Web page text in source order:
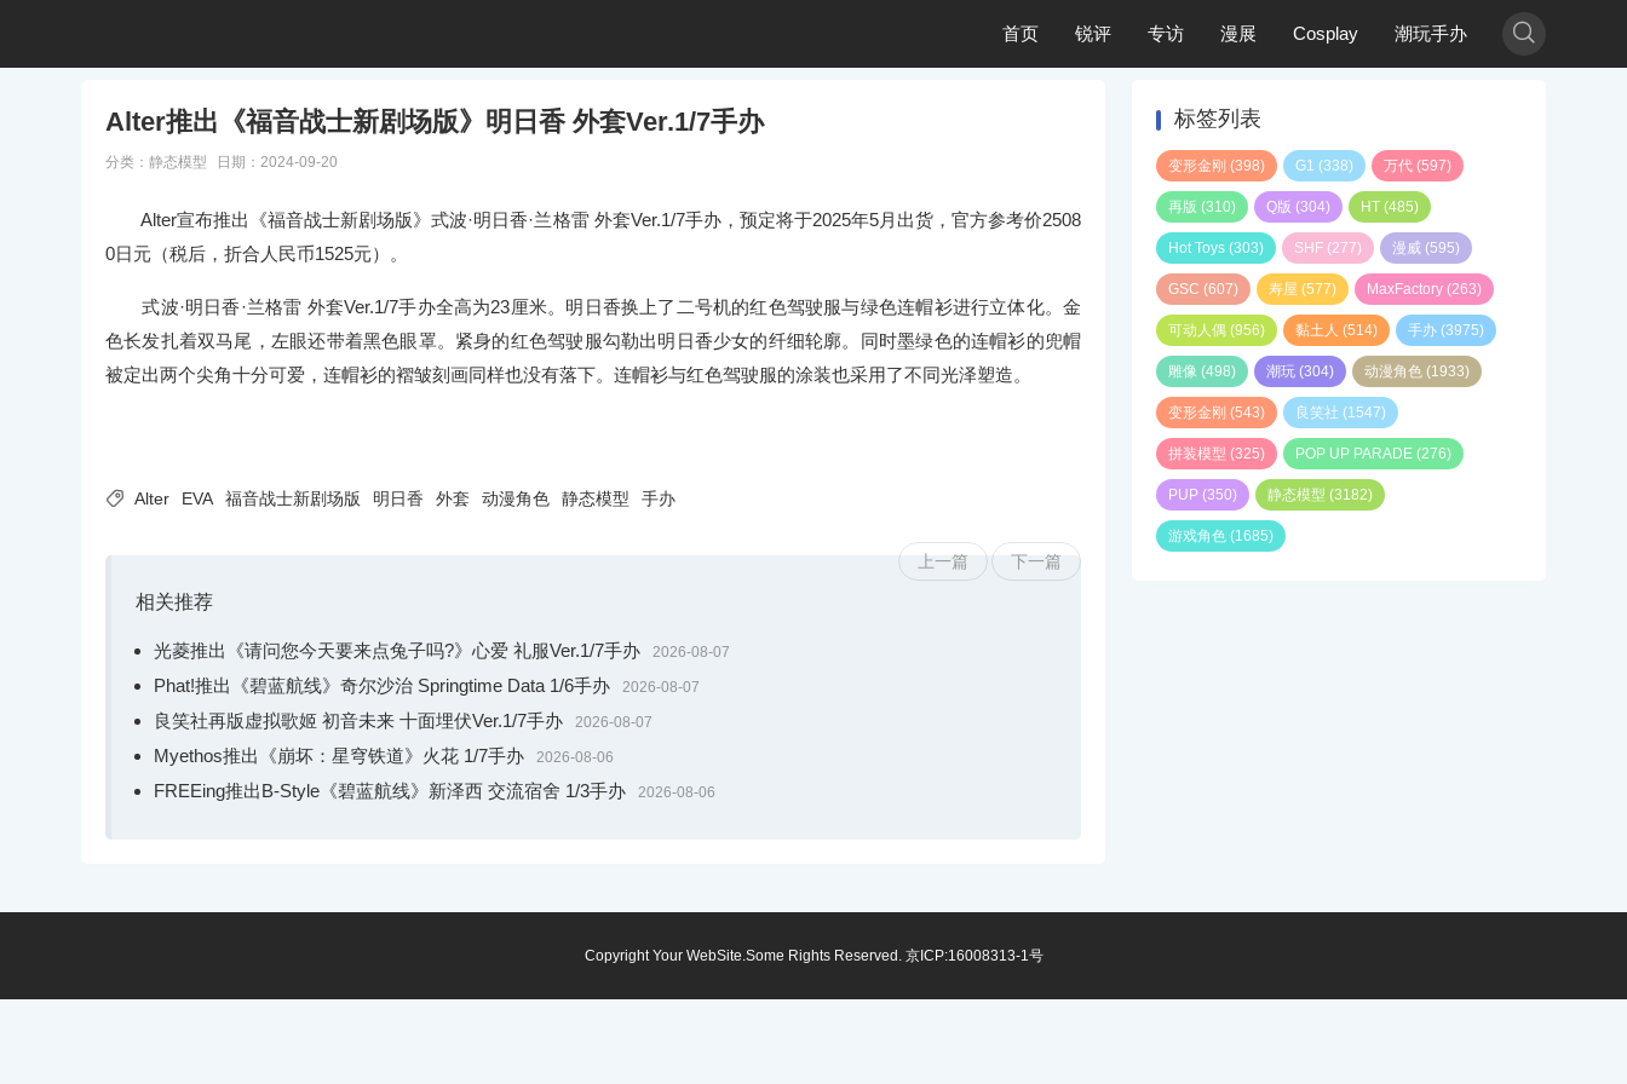
首页 锐评 专访 漫展 Cosplay 潮玩手办 
Alter推出《福音战士新剧场版》明日香 外套Ver.1/7手办
分类： 静态模型 日期：2024-09-20
Alter宣布推出《福音战士新剧场版》式波·明日香·兰格雷 外套Ver.1/7手办，预定将于2025年5月出货，官方参考价2508
0日元（税后，折合人民币1525元）。
式波·明日香·兰格雷 外套Ver.1/7手办全高为23厘米。明日香换上了二号机的红色驾驶服与绿色连帽衫进行立体化。金
色长发扎着双马尾，左眼还带着黑色眼罩。紧身的红色驾驶服勾勒出明日香少女的纤细轮廓。同时墨绿色的连帽衫的兜帽
被定出两个尖角十分可爱，连帽衫的褶皱刻画同样也没有落下。连帽衫与红色驾驶服的涂装也采用了不同光泽塑造。
 Alter EVA 福音战士新剧场版 明日香 外套 动漫角色 静态模型 手办
上一篇 下一篇
相关推荐
光菱推出《请问您今天要来点兔子吗?》心爱 礼服Ver.1/7手办 2026-08-07
Phat!推出《碧蓝航线》奇尔沙治 Springtime Data 1/6手办 2026-08-07
良笑社再版虚拟歌姬 初音未来 十面埋伏Ver.1/7手办 2026-08-07
Myethos推出《崩坏：星穹铁道》火花 1/7手办 2026-08-06
FREEing推出B-Style《碧蓝航线》新泽西 交流宿舍 1/3手办 2026-08-06
标签列表
变形金刚 (398) G1 (338) 万代 (597)
再版 (310) Q版 (304) HT (485)
Hot Toys (303) SHF (277) 漫威 (595)
GSC (607) 寿屋 (577) MaxFactory (263)
可动人偶 (956) 黏土人 (514) 手办 (3975)
雕像 (498) 潮玩 (304) 动漫角色 (1933)
变形金刚 (543) 良笑社 (1547)
拼装模型 (325) POP UP PARADE (276)
PUP (350) 静态模型 (3182)
游戏角色 (1685)
Copyright Your WebSite.Some Rights Reserved. 京ICP:16008313-1号